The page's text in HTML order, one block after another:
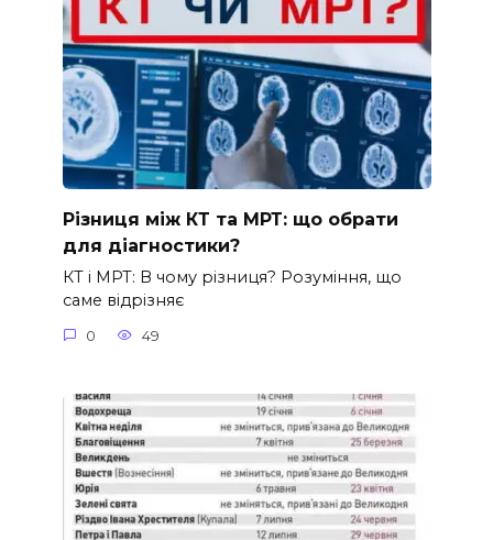
Різниця між КТ та МРТ: що обрати
для діагностики?
КТ і МРТ: В чому різниця? Розуміння, що
саме відрізняє
0 49